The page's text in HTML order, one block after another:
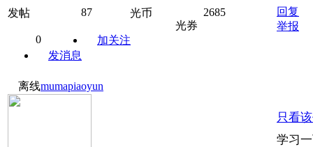
发帖 87 光币
2685
光券
0
加关注
发消息
回复
举报
离线mumapiaoyun
只看
学习